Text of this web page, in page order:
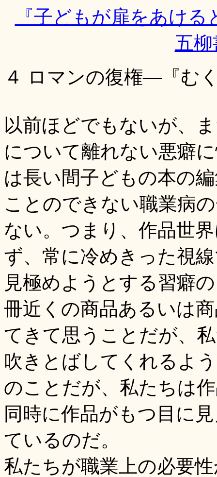
『子どもが扉をあけ
五柳
４ ロマンの復権―『む
以前ほどでもないが、
について離れない悪癖
は長い間子どもの本の
ことのできない職業病
ない。つまり、作品世
ず、常に冷めきった視
見極めようとする習癖
冊近くの商品あるいは
てきて思うことだが、
吹きとばしてくれるよ
のことだが、私たちは
同時に作品がもつ目に
ているのだ。
私たちが職業上の必要